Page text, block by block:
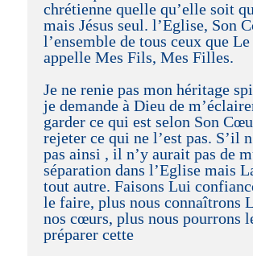
chrétienne quelle qu’elle soit
mais Jésus seul. l’Eglise, Son
l’ensemble de tous ceux que Le
appelle Mes Fils, Mes Filles.
Je ne renie pas mon héritage
je demande à Dieu de
garder ce qui est selon Son
rejeter ce qui ne l’est pas. S’il
pas ainsi , il n’y aurait pas de
séparation dans l’Eglise mais
tout autre. Faisons Lui
le faire, plus nous connaîtrons
nos cœurs, plus nous pourrons
préparer cette